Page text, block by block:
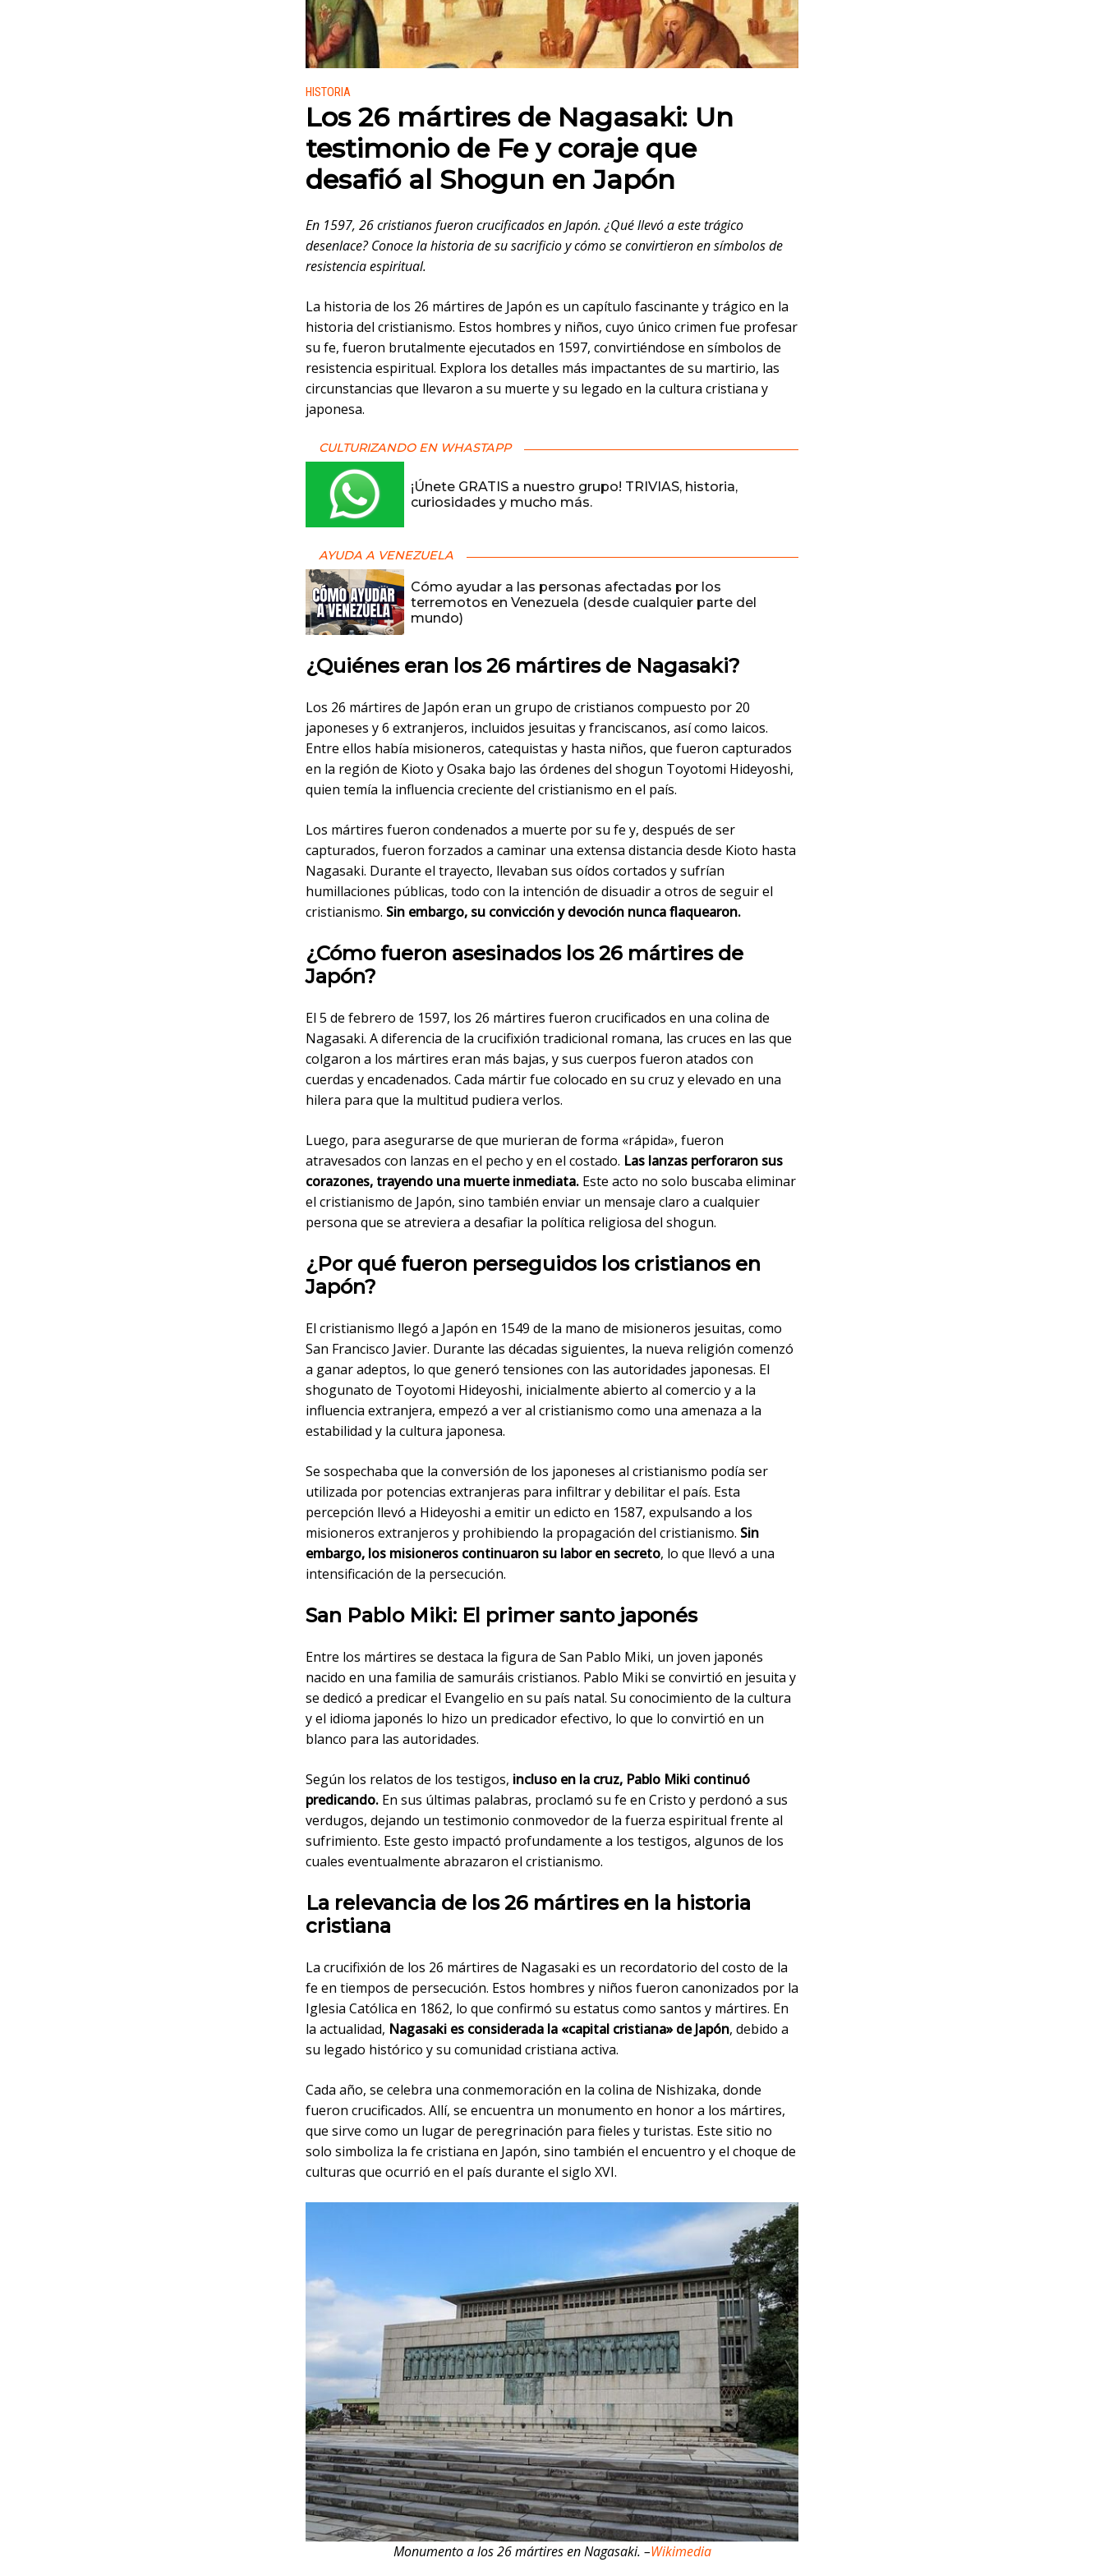
Publicado en:
HISTORIA
Los 26 mártires de Nagasaki: Un
testimonio de Fe y coraje que
desafió al Shogun en Japón
En 1597, 26 cristianos fueron crucificados en Japón. ¿Qué llevó a este trágico
desenlace? Conoce la historia de su sacrificio y cómo se convirtieron en símbolos de
resistencia espiritual.
La historia de los 26 mártires de Japón es un capítulo fascinante y trágico en la
historia del cristianismo. Estos hombres y niños, cuyo único crimen fue profesar
su fe, fueron brutalmente ejecutados en 1597, convirtiéndose en símbolos de
resistencia espiritual. Explora los detalles más impactantes de su martirio, las
circunstancias que llevaron a su muerte y su legado en la cultura cristiana y
japonesa.
CULTURIZANDO EN WHASTAPP
¡Únete GRATIS a nuestro grupo! TRIVIAS, historia,
curiosidades y mucho más.
AYUDA A VENEZUELA
Cómo ayudar a las personas afectadas por los
terremotos en Venezuela (desde cualquier parte del
mundo)
¿Quiénes eran los 26 mártires de Nagasaki?
Los 26 mártires de Japón eran un grupo de cristianos compuesto por 20
japoneses y 6 extranjeros, incluidos jesuitas y franciscanos, así como laicos.
Entre ellos había misioneros, catequistas y hasta niños, que fueron capturados
en la región de Kioto y Osaka bajo las órdenes del shogun Toyotomi Hideyoshi,
quien temía la influencia creciente del cristianismo en el país.
Los mártires fueron condenados a muerte por su fe y, después de ser
capturados, fueron forzados a caminar una extensa distancia desde Kioto hasta
Nagasaki. Durante el trayecto, llevaban sus oídos cortados y sufrían
humillaciones públicas, todo con la intención de disuadir a otros de seguir el
cristianismo. Sin embargo, su convicción y devoción nunca flaquearon.
¿Cómo fueron asesinados los 26 mártires de
Japón?
El 5 de febrero de 1597, los 26 mártires fueron crucificados en una colina de
Nagasaki. A diferencia de la crucifixión tradicional romana, las cruces en las que
colgaron a los mártires eran más bajas, y sus cuerpos fueron atados con
cuerdas y encadenados. Cada mártir fue colocado en su cruz y elevado en una
hilera para que la multitud pudiera verlos.
Luego, para asegurarse de que murieran de forma «rápida», fueron
atravesados con lanzas en el pecho y en el costado. Las lanzas perforaron sus
corazones, trayendo una muerte inmediata. Este acto no solo buscaba eliminar
el cristianismo de Japón, sino también enviar un mensaje claro a cualquier
persona que se atreviera a desafiar la política religiosa del shogun.
¿Por qué fueron perseguidos los cristianos en
Japón?
El cristianismo llegó a Japón en 1549 de la mano de misioneros jesuitas, como
San Francisco Javier. Durante las décadas siguientes, la nueva religión comenzó
a ganar adeptos, lo que generó tensiones con las autoridades japonesas. El
shogunato de Toyotomi Hideyoshi, inicialmente abierto al comercio y a la
influencia extranjera, empezó a ver al cristianismo como una amenaza a la
estabilidad y la cultura japonesa.
Se sospechaba que la conversión de los japoneses al cristianismo podía ser
utilizada por potencias extranjeras para infiltrar y debilitar el país. Esta
percepción llevó a Hideyoshi a emitir un edicto en 1587, expulsando a los
misioneros extranjeros y prohibiendo la propagación del cristianismo. Sin
embargo, los misioneros continuaron su labor en secreto, lo que llevó a una
intensificación de la persecución.
San Pablo Miki: El primer santo japonés
Entre los mártires se destaca la figura de San Pablo Miki, un joven japonés
nacido en una familia de samuráis cristianos. Pablo Miki se convirtió en jesuita y
se dedicó a predicar el Evangelio en su país natal. Su conocimiento de la cultura
y el idioma japonés lo hizo un predicador efectivo, lo que lo convirtió en un
blanco para las autoridades.
Según los relatos de los testigos, incluso en la cruz, Pablo Miki continuó
predicando. En sus últimas palabras, proclamó su fe en Cristo y perdonó a sus
verdugos, dejando un testimonio conmovedor de la fuerza espiritual frente al
sufrimiento. Este gesto impactó profundamente a los testigos, algunos de los
cuales eventualmente abrazaron el cristianismo.
La relevancia de los 26 mártires en la historia
cristiana
La crucifixión de los 26 mártires de Nagasaki es un recordatorio del costo de la
fe en tiempos de persecución. Estos hombres y niños fueron canonizados por la
Iglesia Católica en 1862, lo que confirmó su estatus como santos y mártires. En
la actualidad, Nagasaki es considerada la «capital cristiana» de Japón, debido a
su legado histórico y su comunidad cristiana activa.
Cada año, se celebra una conmemoración en la colina de Nishizaka, donde
fueron crucificados. Allí, se encuentra un monumento en honor a los mártires,
que sirve como un lugar de peregrinación para fieles y turistas. Este sitio no
solo simboliza la fe cristiana en Japón, sino también el encuentro y el choque de
culturas que ocurrió en el país durante el siglo XVI.
Monumento a los 26 mártires en Nagasaki. –Wikimedia